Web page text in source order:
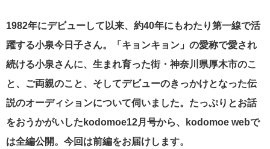
1982年にデビューして以来、約40年にもわたり第一線で活
躍する小泉今日子さん。「キョンキョン」の愛称で愛され
続ける小泉さんに、生まれ育った街・神奈川県厚木市のこ
と、ご両親のこと、そしてデビューのきっかけとなった伝
説のオーディションについて伺いました。たっぷりとお話
をおうかがいしたkodomoe12月号から、
kodomoe webで
は全編公開。今回は前編をお届けします。